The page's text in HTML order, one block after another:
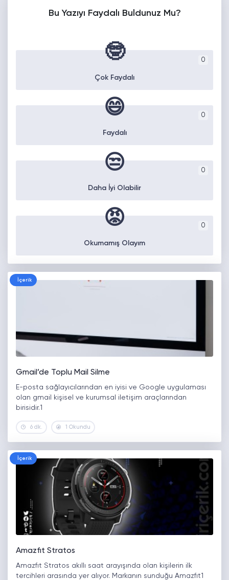
Bu Yazıyı Faydalı Buldunuz Mu?
0
🤓
Çok Faydalı
0
😄
Faydalı
0
😒
Daha İyi Olabilir
0
😡
Okumamış Olayım
İçerik
Gmail’de Toplu Mail Silme
E-posta sağlayıcılarından en iyisi ve Google uygulaması
olan gmail kişisel ve kurumsal iletişim araçlarından
birisidir.1
6 dk. 1 Okundu
İçerik
Amazfıt Stratos
Amazfıt Stratos akıllı saat arayışında olan kişilerin ilk
tercihleri arasında yer alıyor. Markanın sunduğu Amazfıt1